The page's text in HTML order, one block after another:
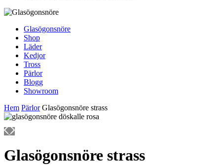
Glasögonsnöre
Shop
Läder
Kedjor
Tross
Pärlor
Blogg
Showroom
Hem Pärlor Glasögonsnöre strass
Glasögonsnöre strass